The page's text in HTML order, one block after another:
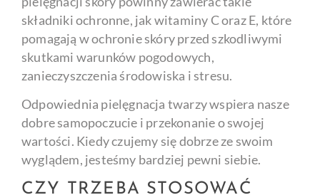
składniki ochronne, jak witaminy C oraz E, które
pomagają w ochronie skóry przed szkodliwymi
skutkami warunków pogodowych,
zanieczyszczenia środowiska i stresu.
Odpowiednia pielęgnacja twarzy wspiera nasze
dobre samopoczucie i przekonanie o swojej
wartości. Kiedy czujemy się dobrze ze swoim
wyglądem, jesteśmy bardziej pewni siebie.
CZY TRZEBA STOSOWAĆ